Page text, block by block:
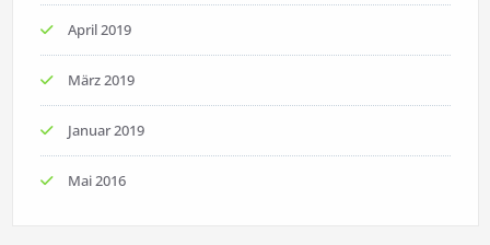
April 2019
März 2019
Januar 2019
Mai 2016